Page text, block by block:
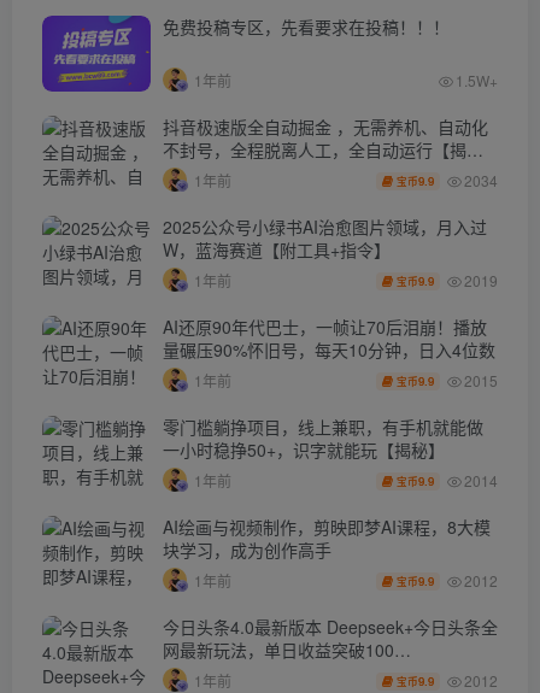
免费投稿专区，先看要求在投稿！！！
1年前 1.5W+
抖音极速版全自动掘金 ，无需养机、自动化
不封号，全程脱离人工，全自动运行【揭
秘】 1年前 宝币9.9 2034
2025公众号小绿书AI治愈图片领域，月入过
W，蓝海赛道【附工具+指令】
1年前 宝币9.9 2019
AI还原90年代巴士，一帧让70后泪崩！播放
量碾压90%怀旧号，每天10分钟，日入4位数
1年前 宝币9.9 2015
零门槛躺挣项目，线上兼职，有手机就能做
一小时稳挣50+，识字就能玩【揭秘】
1年前 宝币9.9 2014
AI绘画与视频制作，剪映即梦AI课程，8大模
块学习，成为创作高手
1年前 宝币9.9 2012
今日头条4.0最新版本 Deepseek+今日头条全
网最新玩法，单日收益突破100…
1年前 宝币9.9 2012